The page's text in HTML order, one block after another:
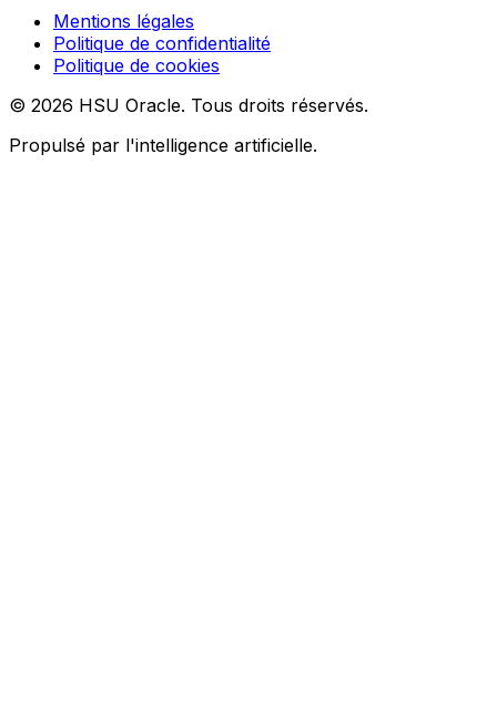
Mentions légales
Politique de confidentialité
Politique de cookies
© 2026 HSU Oracle. Tous droits réservés.
Propulsé par l'intelligence artificielle.